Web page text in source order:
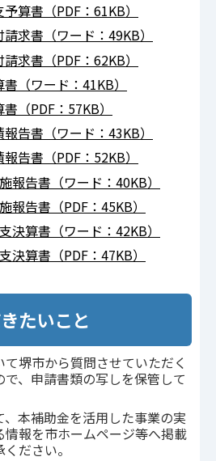
算書（PDF：61KB）
請求書（ワード：49KB）
求書（PDF：62KB）
（ワード：41KB）
（PDF：57KB）
報告書（ワード：43KB）
告書（PDF：52KB）
報告書（ワード：40KB）
報告書（PDF：45KB）
決算書（ワード：42KB）
決算書（PDF：47KB）
たいこと
堺市から質問させていただく
で、申請書類の写しを保管して
本補助金を活用した事業の実
情報を市ホームページ等へ掲載
ださい。